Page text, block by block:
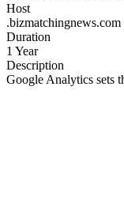
Host
.bizmatchingnews.com
Duration
1 Year
Description
Google Analytics sets